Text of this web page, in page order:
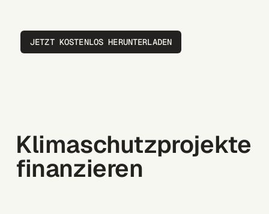
JETZT KOSTENLOS HERUNTERLADEN
Klimaschutzprojekte
finanzieren